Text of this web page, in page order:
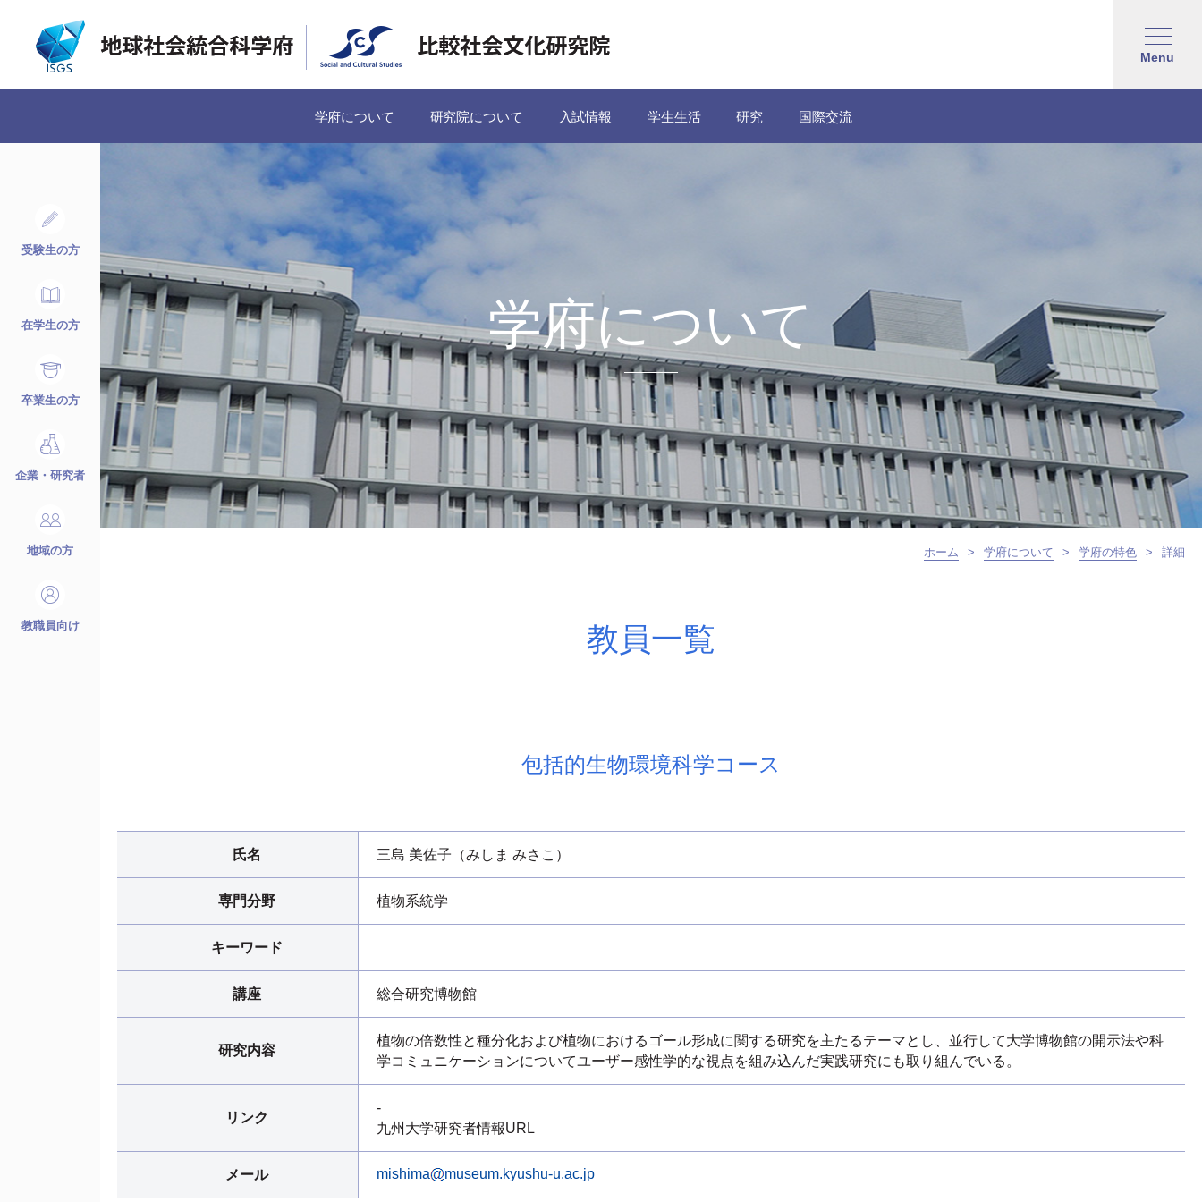
受験生の方
在学生の方
卒業生の方
企業・研究者
地域の方
教職員向け
Menu
学府について 研究院について 入試情報 学生生活 研究 国際交流
学府について
ホーム > 学府について > 学府の特色 > 詳細
教員一覧
包括的生物環境科学コース
氏名 三島 美佐子（みしま みさこ）
専門分野 植物系統学
キーワード
講座 総合研究博物館
研究内容
植物の倍数性と種分化および植物におけるゴール形成に関する研究を主たるテーマとし、並行して大学博物館の開示法や科
学コミュニケーションについてユーザー感性学的な視点を組み込んだ実践研究にも取り組んでいる。
リンク
-
九州大学研究者情報URL
メール mishima museum.kyushu-u.ac.jp